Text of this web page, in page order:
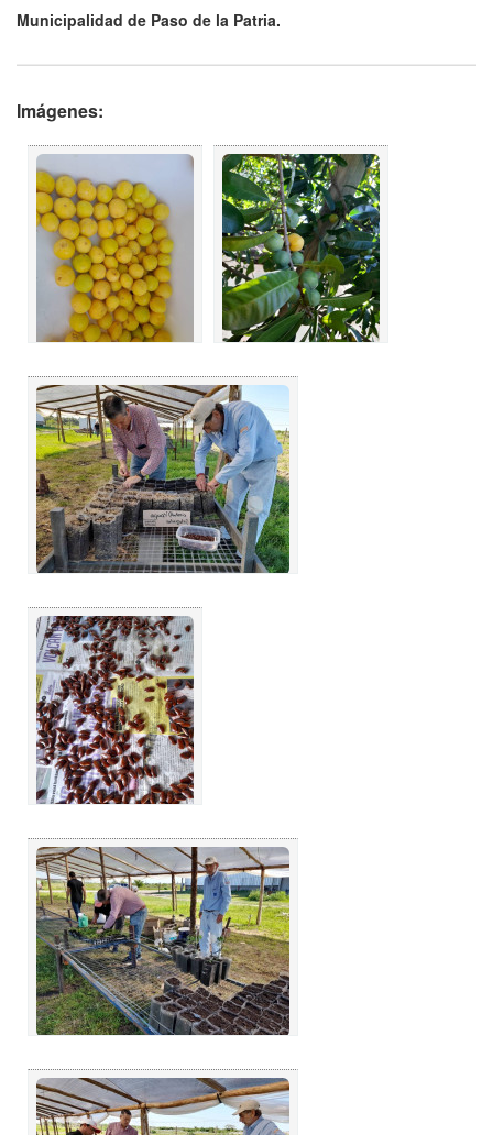
Municipalidad de Paso de la Patria.
Imágenes: